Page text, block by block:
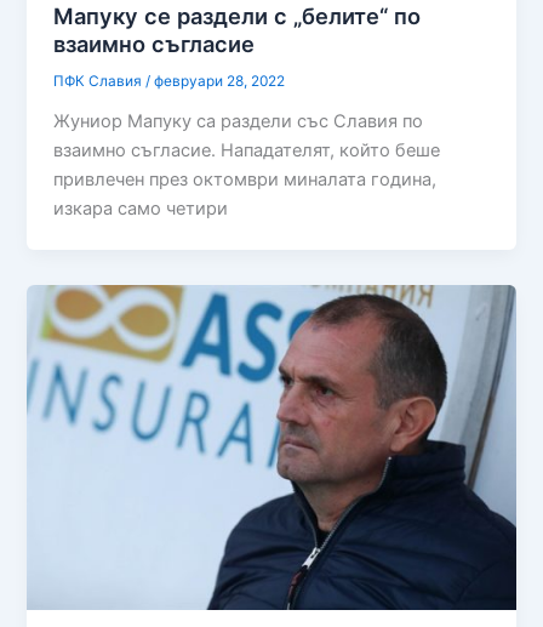
Мапуку се раздели с „белите“ по
взаимно съгласие
ПФК Славия /февруари 28, 2022
Жуниор Мапуку са раздели със Славия по
взаимно съгласие. Нападателят, който беше
привлечен през октомври миналата година,
изкара само четири